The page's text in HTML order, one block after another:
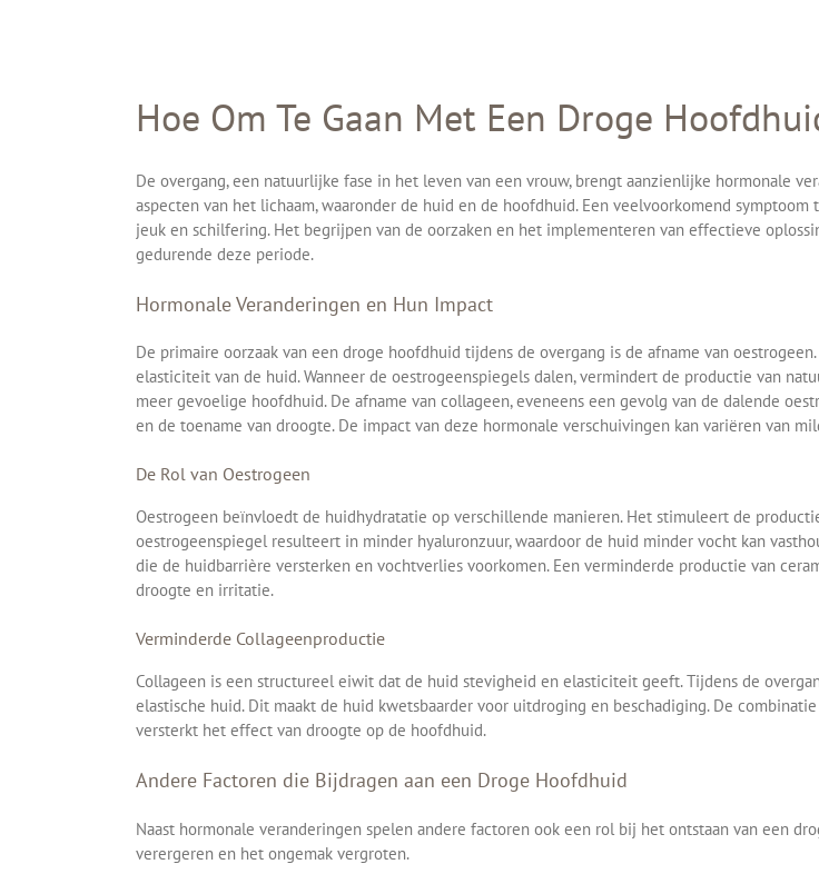
Hoe Om Te Gaan Met Een Droge
De overgang, een natuurlijke fase in het leven van een vrouw, brengt aanzienlijke hormonale
aspecten van het lichaam, waaronder de huid en de hoofdhuid. Een veelvoorkomend
jeuk en schilfering. Het begrijpen van de oorzaken en het implementeren van effectieve
gedurende deze periode.
Hormonale Veranderingen en Hun Impact
De primaire oorzaak van een droge hoofdhuid tijdens de overgang is de afname van
elasticiteit van de huid. Wanneer de oestrogeenspiegels dalen, vermindert de productie van
meer gevoelige hoofdhuid. De afname van collageen, eveneens een gevolg van de dalende
en de toename van droogte. De impact van deze hormonale verschuivingen kan variëren van
De Rol van Oestrogeen
Oestrogeen beïnvloedt de huidhydratatie op verschillende manieren. Het stimuleert de
oestrogeenspiegel resulteert in minder hyaluronzuur, waardoor de huid minder vocht kan
die de huidbarrière versterken en vochtverlies voorkomen. Een verminderde productie van
droogte en irritatie.
Verminderde Collageenproductie
Collageen is een structureel eiwit dat de huid stevigheid en elasticiteit geeft. Tijdens de
elastische huid. Dit maakt de huid kwetsbaarder voor uitdroging en beschadiging. De
versterkt het effect van droogte op de hoofdhuid.
Andere Factoren die Bijdragen aan een Droge Hoofdhuid
Naast hormonale veranderingen spelen andere factoren ook een rol bij het ontstaan van een
verergeren en het ongemak vergroten.